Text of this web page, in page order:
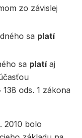
zo závislej
sa platí
sa platíaj
ods. 1 zákona
2010 bolo